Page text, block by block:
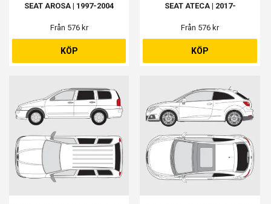
SEAT AROSA | 1997-2004
Från 576 kr
KÖP
SEAT ATECA | 2017-
Från 576 kr
KÖP